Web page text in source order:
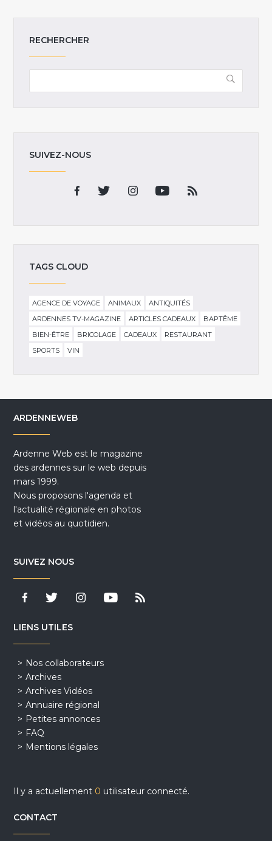
RECHERCHER
SUIVEZ-NOUS
TAGS CLOUD
AGENCE DE VOYAGE ANIMAUX
ANTIQUITÉS
ARDENNES TV-MAGAZINE
ARTICLES CADEAUX
BAPTÊME
BIEN-ÊTRE
BRICOLAGE CADEAUX
RESTAURANT
SPORTS
VIN
ARDENNEWEB
Ardenne Web est le magazine
des ardennes sur le web depuis
mars 1999.
Nous proposons l'agenda et
l'actualité régionale en photos
et vidéos au quotidien.
SUIVEZ NOUS
LIENS UTILES
Nos collaborateurs
Archives
Archives Vidéos
Annuaire régional
Petites annonces
FAQ
Mentions légales
Il y a actuellement 0 utilisateur connecté.
CONTACT